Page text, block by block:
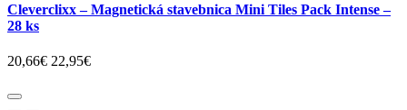
Cleverclixx – Magnetická stavebnica Mini Tiles Pack Intense –
28 ks
20,66€ 22,95€